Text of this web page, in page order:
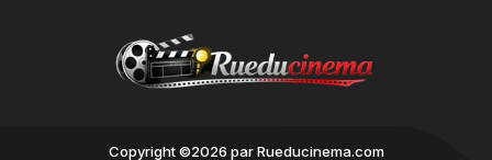
Copyright ©2026 par Rueducinema.com